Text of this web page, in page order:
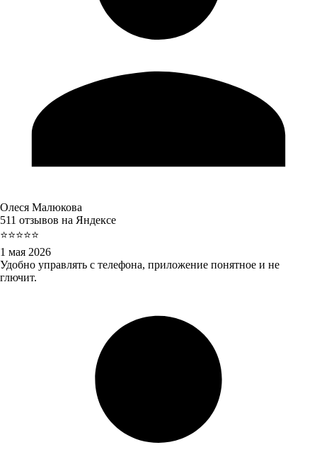
Олеся Малюкова
511 отзывов на Яндексе
⭐⭐⭐⭐⭐
1 мая 2026
Удобно управлять с телефона, приложение понятное и не
глючит.